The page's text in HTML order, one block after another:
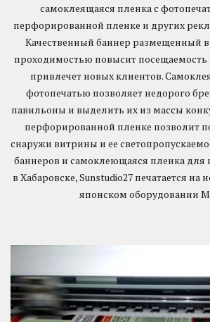
самоклеящаяся пленка с
перфорированной пленке и других
Качественный баннер размещенный в
проходимостью повысит посещаемость
привлечет новых клиентов.
фотопечатью позволяет недорого
павильоны и выделить их из массы
перфорированной пленке позволит
снаружи витрины и ее
баннеров и самоклеющаяся пленка
в Хабаровске, Sunstudio27 печатается на
японском оборудовании